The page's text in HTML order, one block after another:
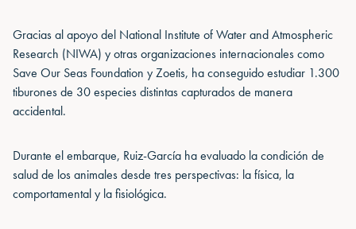
Gracias al apoyo del National Institute of Water and Atmospheric
Research (NIWA) y otras organizaciones internacionales como
Save Our Seas Foundation y Zoetis, ha conseguido estudiar 1.300
tiburones de 30 especies distintas capturados de manera
accidental.
Durante el embarque, Ruiz-García ha evaluado la condición de
salud de los animales desde tres perspectivas: la física, la
comportamental y la fisiológica.